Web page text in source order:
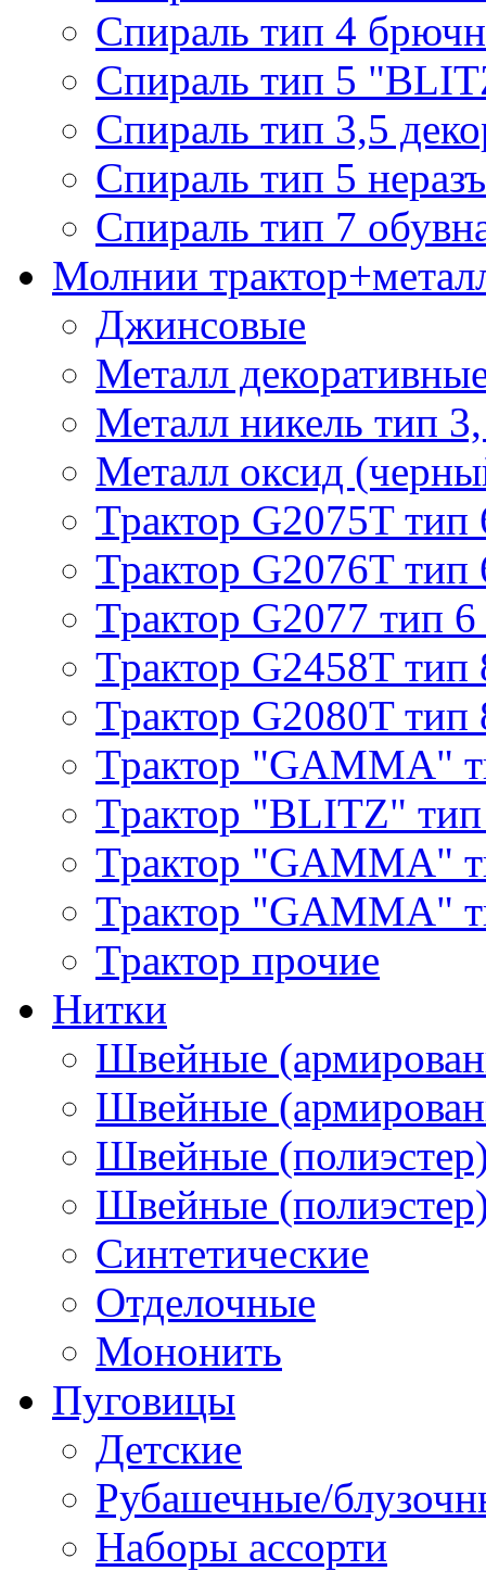
Спираль тип 4
Спираль тип 5
Спираль тип 3,5
Спираль тип 5
Спираль тип 7
Молнии
Джинсовые
Металл
Металл никель тип
Металл оксид
Трактор G2075T тип
Трактор G2076T тип
Трактор G2077 тип 6
Трактор G2458T тип
Трактор G2080T тип
Трактор "GAMMA"
Трактор "BLITZ"
Трактор "GAMMA"
Трактор "GAMMA"
Трактор прочие
Нитки
Швейные
Швейные
Швейные
Швейные
Синтетические
Отделочные
Мононить
Пуговицы
Детские
Рубашечные/
Наборы ассорти